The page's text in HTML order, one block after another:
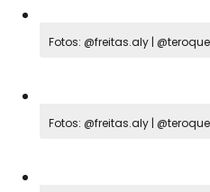
Fotos: @freitas.aly |
Fotos: @freitas.aly |